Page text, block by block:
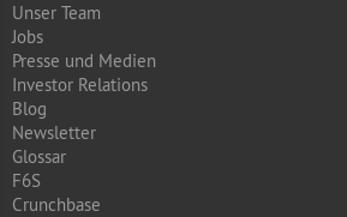
Unser Team
Jobs
Presse und Medien
Investor Relations
Blog
Newsletter
Glossar
F6S
Crunchbase